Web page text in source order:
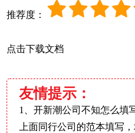
推荐度：
点击下载文档
友情提示：
1、开新潮公司不知怎么填
上面同行公司的范本填写